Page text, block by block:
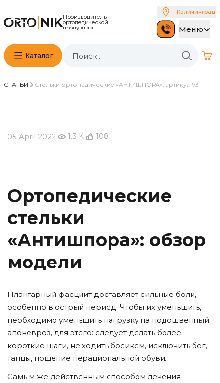
Производитель
ортопедической
продукции
Калининград
Меню
Каталог
СТАТЬИ Стельки ортопедические «АНТИШПОРА», артикул 93
05 April 2022 1.3 K 108
Ортопедические
стельки
«Антишпора»: обзор
модели
Плантарный фасциит доставляет сильные боли,
особенно в острый период. Чтобы их уменьшить,
необходимо уменьшить нагрузку на подошвенный
апоневроз, для этого: следует делать более
короткие шаги, не ходить босиком, исключить бег,
танцы, ношение нерациональной обуви.
Самым же действенным способом лечения